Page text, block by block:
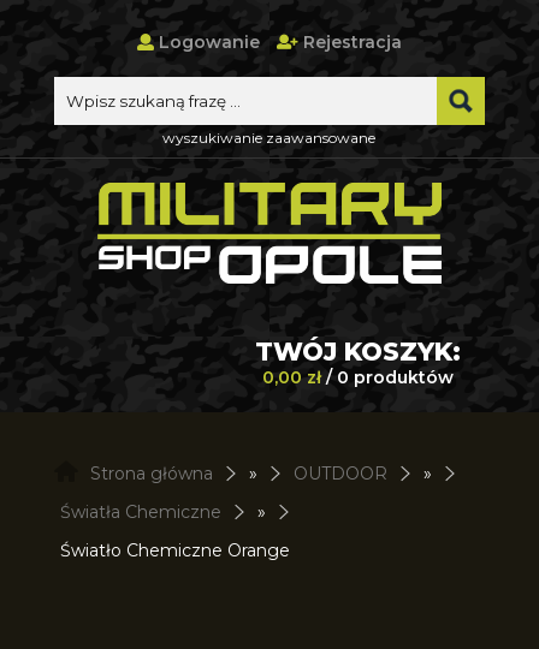
Logowanie Rejestracja
wyszukiwanie zaawansowane
TWÓJ KOSZYK:
0,00 zł/ 0 produktów
Strona główna » OUTDOOR
»
Światła Chemiczne
»
Światło Chemiczne Orange